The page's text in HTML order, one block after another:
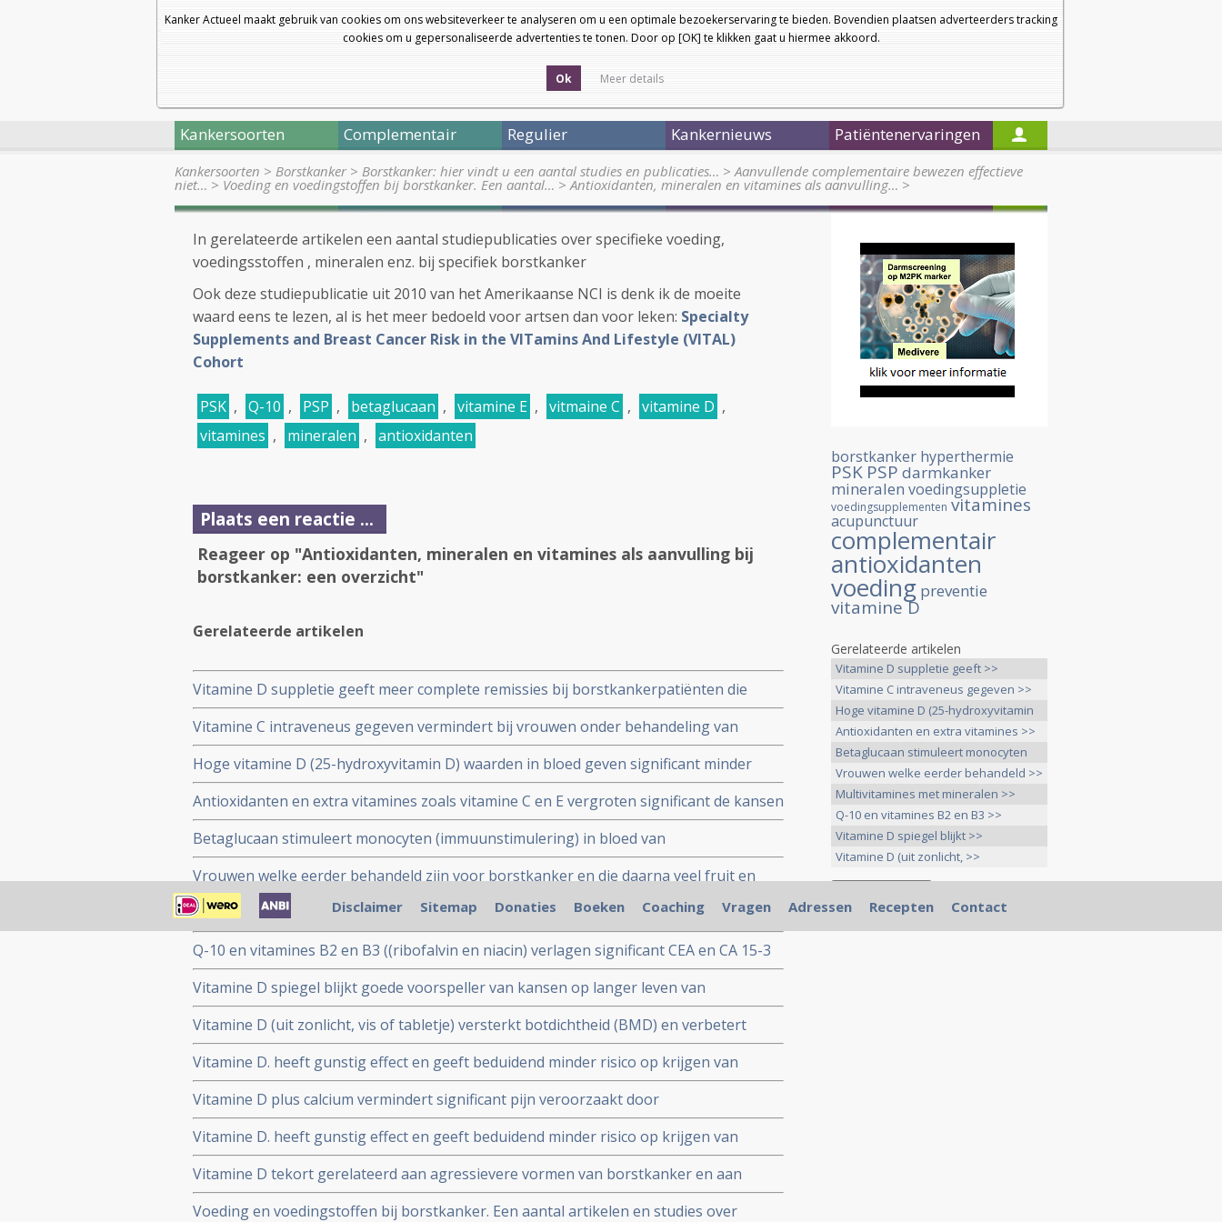
Kanker Actueel maakt gebruik van cookies om ons websiteverkeer te analyseren om u een optimale bezoekerservaring te bieden. Bovendien plaatsen adverteerders tracking
cookies om u gepersonaliseerde advertenties te tonen. Door op [OK] te klikken gaat u hiermee akkoord.
Ok Meer details
a
a
Nieuwsbrief
Startpagina
Kankersoorten Complementair Regulier Kankernieuws Patiëntenervaringen
Kankersoorten > Borstkanker> Borstkanker: hier vindt u een aantal studies en publicaties… >Aanvullende complementaire bewezen effectieve
niet… > Voeding en voedingstoffen bij borstkanker. Een aantal… >Antioxidanten, mineralen en vitamines als aanvulling… >
In gerelateerde artikelen een aantal studiepublicaties over specifieke voeding,
voedingsstoffen , mineralen enz. bij specifiek borstkanker
Ook deze studiepublicatie uit 2010 van het Amerikaanse NCI is denk ik de moeite
waard eens te lezen, al is het meer bedoeld voor artsen dan voor leken: Specialty
Supplements and Breast Cancer Risk in the VITamins And Lifestyle (VITAL)
Cohort
PSK , Q-10 , PSP , betaglucaan , vitamine E , vitmaine C , vitamine D ,
vitamines , mineralen , antioxidanten
Plaats een reactie ...
Reageer op "Antioxidanten, mineralen en vitamines als aanvulling bij
borstkanker: een overzicht"
Gerelateerde artikelen
Vitamine D suppletie geeft meer complete remissies bij borstkankerpatiënten die
vooraf aan operatie chemotherapie ondergaan in vergelijking met geen vitamine D
suppletie
Vitamine C intraveneus gegeven vermindert bij vrouwen onder behandeling van
borstkanker misselijkheid, vermoeidheid, eetlustverlies en pijn.
Hoge vitamine D (25-hydroxyvitamin D) waarden in bloed geven significant minder
risico - 44 procent - op overlijden aan borstkanker dan bij lage vitamine D. waarden op
moment van diagnose
Antioxidanten en extra vitamines zoals vitamine C en E vergroten significant de kansen
op overleven en geeft significant minder recidieven voor borstkankerpatienten met
invasieve borstkanker. Ook naast chemo blijft positieve effect hetzelfde
Betaglucaan stimuleert monocyten (immuunstimulering) in bloed van
borstkankerpatienten blijkt uit een kleine studie met 23 borstkankerpatiënten.
Vrouwen welke eerder behandeld zijn voor borstkanker en die daarna veel fruit en
groenten gaan gebruiken hebben significant minder risico op het krijgen van een
recidief of duurt significant langere tijd voor een recidief optreedt
Multivitamines met mineralen - MVM - vermindert kans op overlijden met 30 procent
voor oudere vrouwen met borstkanker copy 1
Q-10 en vitamines B2 en B3 ((ribofalvin en niacin) verlagen significant CEA en CA 15-3
markers als aanvulling op Tamoxifen en zorgt voor beduidend kleinere kans op
recidief.
Vitamine D spiegel blijkt goede voorspeller van kansen op langer leven van
postmenopauzale vrouwen met borstkanker stadium II en III bij standaard
behandeling plus Zometa - zoledronic acid.
Vitamine D (uit zonlicht, vis of tabletje) versterkt botdichtheid (BMD) en verbetert
daarmee beduidend de werking van bisfosfonaten bij postmenopausale vrouwen en
vitamine D. versterkt botdichtheid bij meisjes en jonge vrouwen
Vitamine D. heeft gunstig effect en geeft beduidend minder risico op krijgen van
borstkanker en eierstokkanker blijkt uit verschillende studies gepresenteerd op ASCO
2006..
Vitamine D plus calcium vermindert significant pijn veroorzaakt door
aromaseremmers zoals Arimidex bij borstkankerpatienten blijkt uit gerandomiseerde
placebo gecontroleerde fase II studie
Vitamine D. heeft gunstig effect en geeft beduidend minder risico op krijgen van
borstkanker en eierstokkanker blijkt uit verschillende studies gepresenteerd op ASCO
2006.
Vitamine D tekort gerelateerd aan agressievere vormen van borstkanker en aan
slechtere prognose
Voeding en voedingstoffen bij borstkanker. Een aantal artikelen en studies over
borstkanker hyperthermie
PSK PSP darmkanker
mineralen voedingsuppletie
voedingsupplementen vitamines
acupunctuur
complementair
antioxidanten
voeding preventie
vitamine D
Gerelateerde artikelen
Vitamine D suppletie geeft >>
Vitamine C intraveneus gegeven >>
Hoge vitamine D (25-hydroxyvitamin
>>
Antioxidanten en extra vitamines >>
Betaglucaan stimuleert monocyten
>>
Vrouwen welke eerder behandeld >>
Multivitamines met mineralen >>
Q-10 en vitamines B2 en B3 >>
Vitamine D spiegel blijkt >>
Vitamine D (uit zonlicht, >>
Disclaimer Sitemap Donaties Boeken Coaching Vragen Adressen Recepten Contact